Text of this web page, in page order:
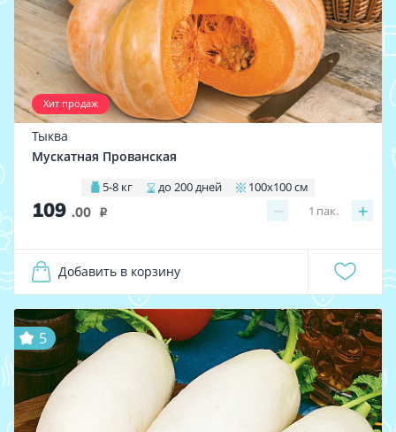
Хит продаж
Тыква
Мускатная Прованская
5-8 кг до 200 дней 100х100 см
109 .00 i − +
1 пак.
Добавить в корзину
5